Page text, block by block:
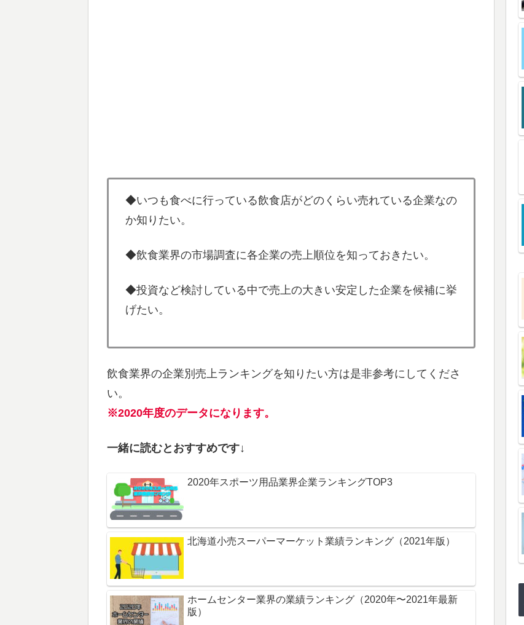
◆いつも食べに行っている飲食店がどのくらい売れている企業なの
か知りたい。
◆飲食業界の市場調査に各企業の売上順位を知っておきたい。
◆投資など検討している中で売上の大きい安定した企業を候補に挙
げたい。
飲食業界の企業別売上ランキングを知りたい方は是非参考にしてくださ
い。
※2020年度のデータになります。
一緒に読むとおすすめです↓
2020年スポーツ用品業界企業ランキングTOP3
北海道小売スーパーマーケット業績ランキング（2021年版）
ホームセンター業界の業績ランキング（2020年〜2021年最新
版）